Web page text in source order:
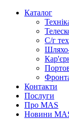
Каталог
С/г
Шляхо-
Контакти
Послуги
Про MAS
Новини